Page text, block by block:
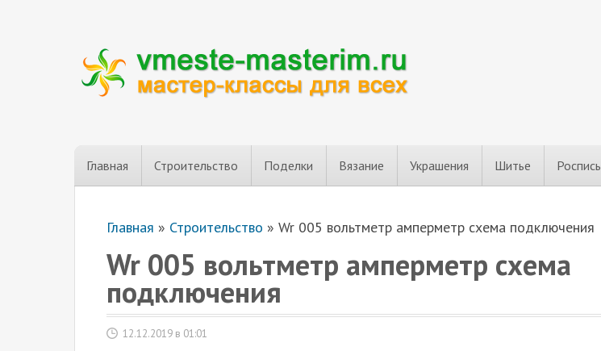
Главная Строительство Поделки Вязание Украшения Шитье Роспись
Главная » Строительство » Wr 005 вольтметр амперметр схема подключения
Wr 005 вольтметр амперметр схема
подключения
12.12.2019 в 01:01